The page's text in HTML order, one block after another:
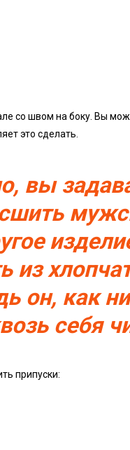
со швом на боку. Вы
это сделать.
вы
сшить
из
он, как
себя
припуски: